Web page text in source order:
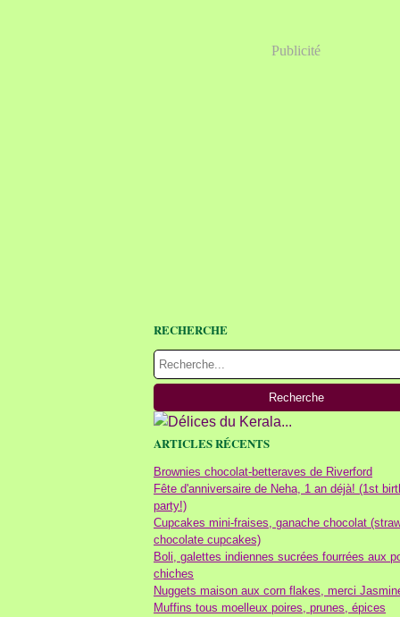
Publicité
RECHERCHE
ARTICLES RÉCENTS
Brownies chocolat-betteraves de Riverford
Fête d'anniversaire de Neha, 1 an déjà! (1st
party!)
Cupcakes mini-fraises, ganache chocolat
chocolate cupcakes)
Boli, galettes indiennes sucrées fourrées aux
chiches
Nuggets maison aux corn flakes, merci
Muffins tous moelleux poires, prunes, épices